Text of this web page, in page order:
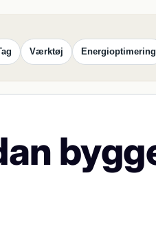
Værktøj Energioptimering